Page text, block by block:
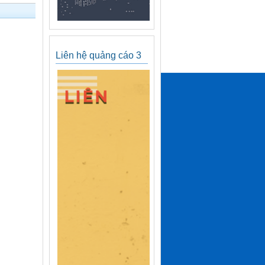
Liên hệ quảng cáo 3